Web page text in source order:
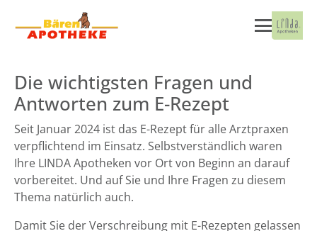
Die wichtigsten Fragen und
Antworten zum E-Rezept
Seit Januar 2024 ist das E-Rezept für alle Arztpraxen
verpflichtend im Einsatz. Selbstverständlich waren
Ihre LINDA Apotheken vor Ort von Beginn an darauf
vorbereitet. Und auf Sie und Ihre Fragen zu diesem
Thema natürlich auch.
Damit Sie der Verschreibung mit E-Rezepten gelassen